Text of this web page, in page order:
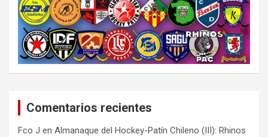
Comentarios recientes
Fco J en Almanaque del Hockey-Patín Chileno (III): Rhinos